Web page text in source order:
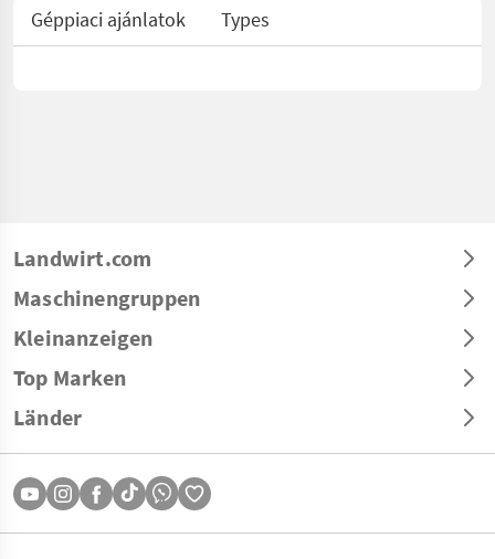
Géppiaci ajánlatok Types
Landwirt.com
Maschinengruppen
Kleinanzeigen
Top Marken
Länder